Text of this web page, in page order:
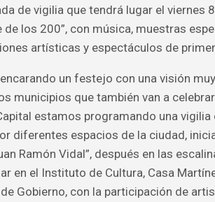
de vigilia que tendrá lugar el viernes
de los 200”, con música, muestras
artísticas y espectáculos de primer
un festejo con una visión
municipios que también van a
estamos programando una vigilia
diferentes espacios de la ciudad,
Ramón Vidal”, después en las
en el Instituto de Cultura, Casa
Gobierno, con la participación de